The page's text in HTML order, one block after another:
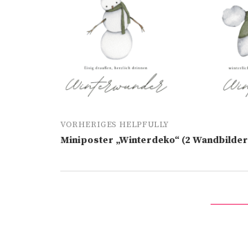
VORHERIGES HELPFULLY
Miniposter „Winterdeko“ (2